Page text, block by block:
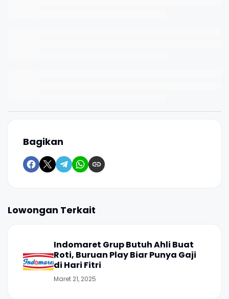
Bagikan
Lowongan Terkait
Indomaret Grup Butuh Ahli Buat
Roti, Buruan Play Biar Punya Gaji
di Hari Fitri
Maret 21, 2025